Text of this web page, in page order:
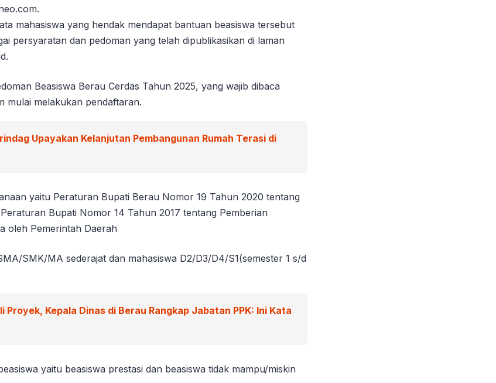
mahasiswa yang hendak mendapat bantuan beasiswa tersebut
persyaratan dan pedoman yang telah dipublikasikan di laman
Beasiswa Berau Cerdas Tahun 2025, yang wajib dibaca
mulai melakukan pendaftaran.
Upayakan Kelanjutan Pembangunan Rumah Terasi di
yaitu Peraturan Bupati Berau Nomor 19 Tahun 2020 tentang
Bupati Nomor 14 Tahun 2017 tentang Pemberian
oleh Pemerintah Daerah
SMK/MA sederajat dan mahasiswa D2/D3/D4/S1(semester 1 s/d
Proyek, Kepala Dinas di Berau Rangkap Jabatan PPK: Ini Kata
yaitu beasiswa prestasi dan beasiswa tidak mampu/miskin